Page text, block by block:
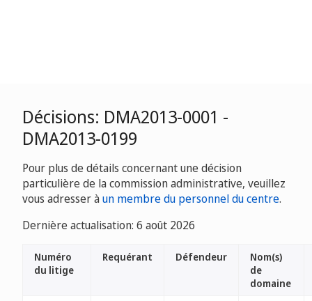
Décisions: DMA2013-0001 -
DMA2013-0199
Pour plus de détails concernant une décision
particulière de la commission administrative, veuillez
vous adresser àun membre du personnel du centre.
Dernière actualisation: 6 août 2026
Numéro
du litige
Requérant Défendeur
Nom(s)
de
domaine